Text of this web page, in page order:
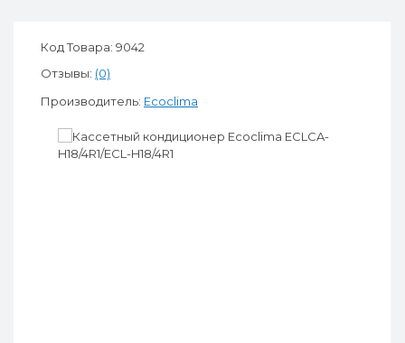
Код Товара: 9042
Отзывы: (0)
Производитель: Ecoclima